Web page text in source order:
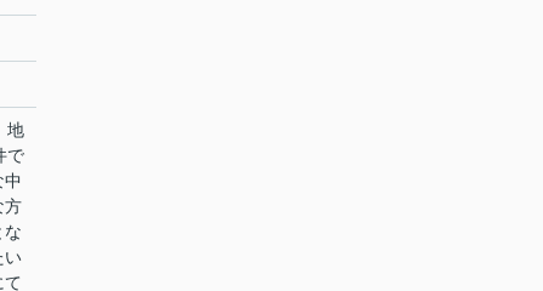
地
で
中
方
な
い
て